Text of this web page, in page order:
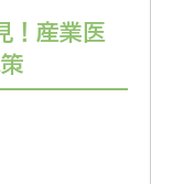
！産業医